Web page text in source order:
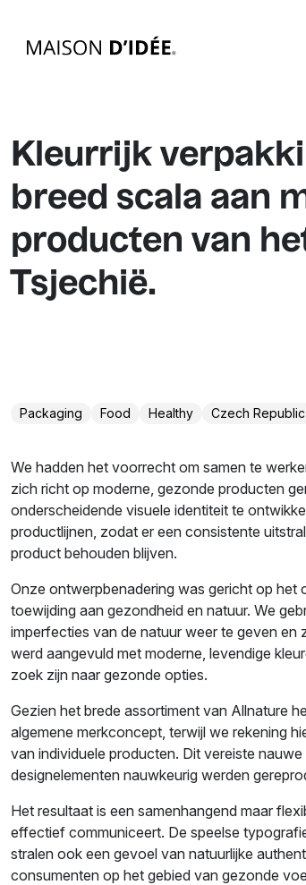
Kleurrijk
breed scala aan
producten van
Tsjechië.
Packaging Food Healthy Czech Republic
We hadden het voorrecht om samen te
zich richt op moderne, gezonde producten
onderscheidende visuele identiteit te
productlijnen, zodat er een consistente
product behouden blijven.
Onze ontwerpbenadering was gericht op het
toewijding aan gezondheid en natuur. We
imperfecties van de natuur weer te geven en
werd aangevuld met moderne, levendige
zoek zijn naar gezonde opties.
Gezien het brede assortiment van Allnature
algemene merkconcept, terwijl we rekening
van individuele producten. Dit vereiste
designelementen nauwkeurig werden
Het resultaat is een samenhangend maar
effectief communiceert. De speelse
stralen ook een gevoel van natuurlijke
consumenten op het gebied van gezonde